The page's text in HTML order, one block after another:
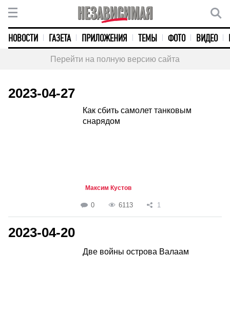
НОВОСТИ ГАЗЕТА ПРИЛОЖЕНИЯ ТЕМЫ ФОТО ВИДЕО
Перейти на полную версию сайта
2023-04-27
Как сбить самолет танковым
снарядом
Максим Кустов
0 6113 1
2023-04-20
Две войны острова Валаам